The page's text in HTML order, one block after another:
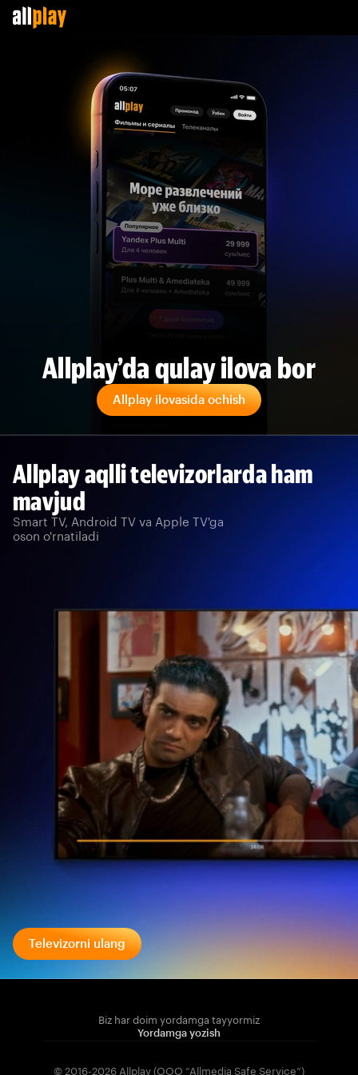
Allplay’da qulay ilova bor
Allplay ilovasida ochish
Allplay aqlli televizorlarda ham
mavjud
Smart TV, Android TV va Apple TV'ga
oson o'rnatiladi
Televizorni ulang
Biz har doim yordamga tayyormiz
Yordamga yozish
© 2016-2026 Allplay (OOO “Allmedia Safe Service”)